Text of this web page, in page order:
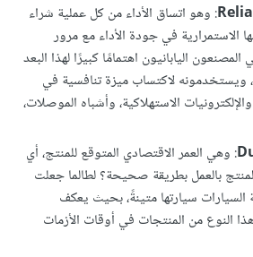
: وهو اتساق الأداء من كل عملية شراء
الاستمرارية في جودة الأداء مع مرور
اليابانيون اهتمامًا كبيرًا لهذا البعد
ويستخدمونه لاكتساب ميزة تنافسية في
الاستهلاكية، وأشباه الموصلات،
: وهي العمر الاقتصادي المتوقع للمنتج، أي
بالعمل بطريقة صحيحة؟ لطالما جعلت
سيارتها متينةً، بحيث يعكف
النوع من المنتجات في أوقات الأزمات